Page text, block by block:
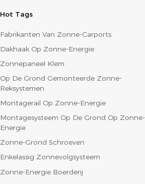
Hot Tags
Fabrikanten Van Zonne-Carports
Dakhaak Op Zonne-Energie
Zonnepaneel Klem
Op De Grond Gemonteerde Zonne-
Reksystemen
Montagerail Op Zonne-Energie
Montagesysteem Op De Grond Op Zonne-
Energie
Zonne-Grond Schroeven
Enkelassig Zonnevolgsysteem
Zonne-Energie Boerderij